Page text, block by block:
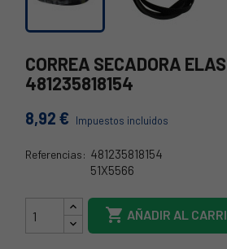
CORREA SECADORA
481235818154
8,92 € Impuestos incluidos
Referencias: 481235818154
51X5566
 AÑADIR AL